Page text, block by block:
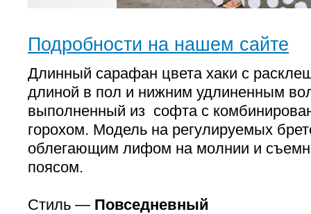
Подробности на нашем сайте
Длинный сарафан цвета хаки с
длиной в пол и нижним удлиненным
выполненный из софта с
горохом. Модель на регулируемых
облегающим лифом на молнии и
поясом.
Стиль — Повседневный